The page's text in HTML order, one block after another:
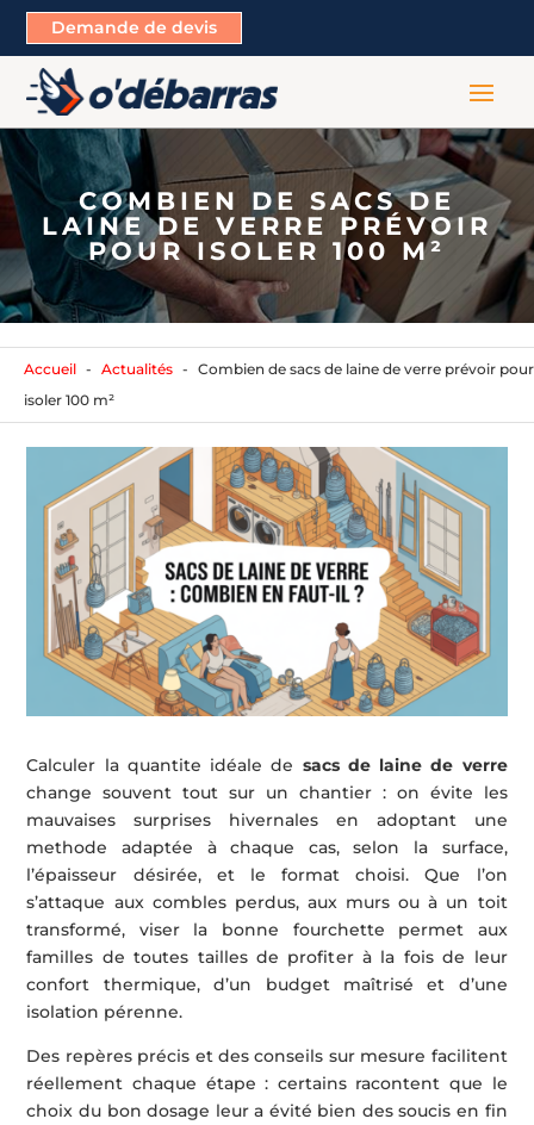
Demande de devis
COMBIEN DE SACS DE
LAINE DE VERRE PRÉVOIR
POUR ISOLER 100 M²
Accueil Actualités
Combien de sacs de laine de verre prévoir pour
isoler 100 m²
Calculer la quantite idéale de sacs de laine de verre
change souvent tout sur un chantier : on évite les
mauvaises surprises hivernales en adoptant une
methode adaptée à chaque cas, selon la surface,
l’épaisseur désirée, et le format choisi. Que l’on
s’attaque aux combles perdus, aux murs ou à un toit
transformé, viser la bonne fourchette permet aux
familles de toutes tailles de profiter à la fois de leur
confort thermique, d’un budget maîtrisé et d’une
isolation pérenne.
Des repères précis et des conseils sur mesure facilitent
réellement chaque étape : certains racontent que le
choix du bon dosage leur a évité bien des soucis en fin